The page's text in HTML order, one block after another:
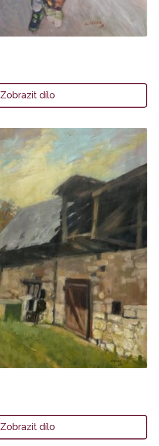
Zobrazit dílo
Zobrazit dílo